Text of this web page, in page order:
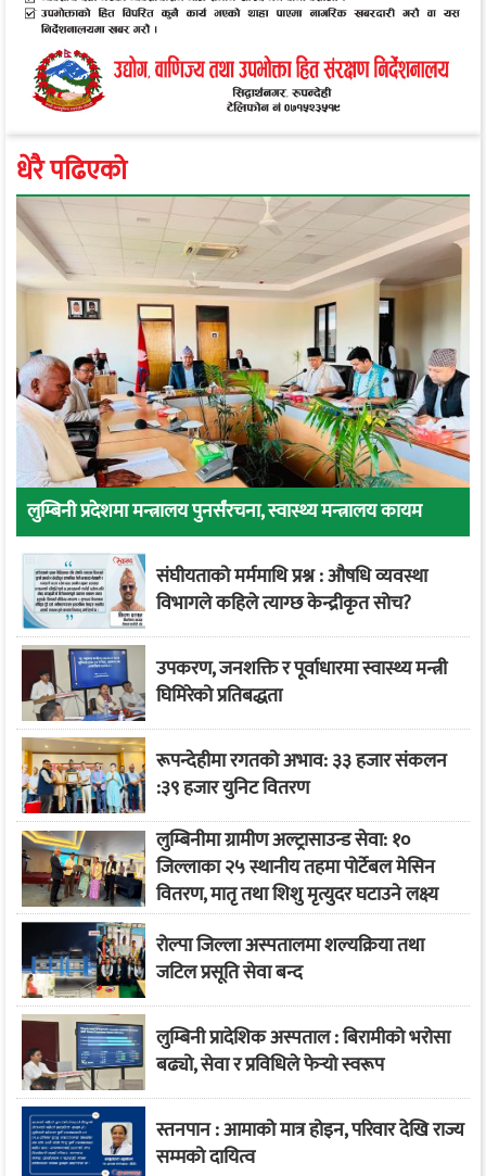
धेरै पढिएको
लुम्बिनी प्रदेशमा मन्त्रालय पुनर्संरचना, स्वास्थ्य मन्त्रालय कायम
संघीयताको मर्ममाथि प्रश्न : औषधि व्यवस्था
विभागले कहिले त्याग्छ केन्द्रीकृत सोच?
उपकरण, जनशक्ति र पूर्वाधारमा स्वास्थ्य मन्त्री
घिमिरेको प्रतिबद्धता
रूपन्देहीमा रगतको अभाव: ३३ हजार संकलन
:३९ हजार युनिट वितरण
लुम्बिनीमा ग्रामीण अल्ट्रासाउन्ड सेवा: १०
जिल्लाका २५ स्थानीय तहमा पोर्टेबल मेसिन
वितरण, मातृ तथा शिशु मृत्युदर घटाउने लक्ष्य
रोल्पा जिल्ला अस्पतालमा शल्यक्रिया तथा
जटिल प्रसूति सेवा बन्द
लुम्बिनी प्रादेशिक अस्पताल : बिरामीको भरोसा
बढ्यो, सेवा र प्रविधिले फेर्‍यो स्वरूप
स्तनपान : आमाको मात्र होइन, परिवार देखि राज्य
सम्मको दायित्व